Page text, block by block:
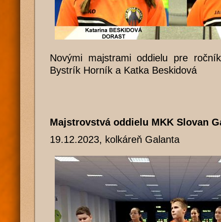
Novými majstrami oddielu pre
Bystrík Horník a Katka Beskidová
Majstrovstvá oddielu MKK Slovan
19.12.2023, kolkáreň Galanta